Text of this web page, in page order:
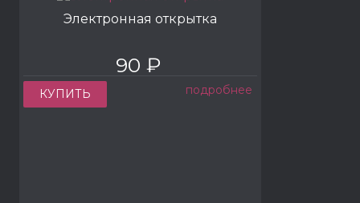
Электронная открытка
90 ₽
КУПИТЬ подробнее